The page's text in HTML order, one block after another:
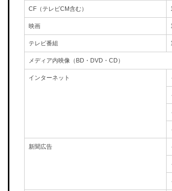
CF（テレビCM含む）
映画
テレビ番組
メディア内映像（BD・DVD・CD）
インターネット
新聞広告